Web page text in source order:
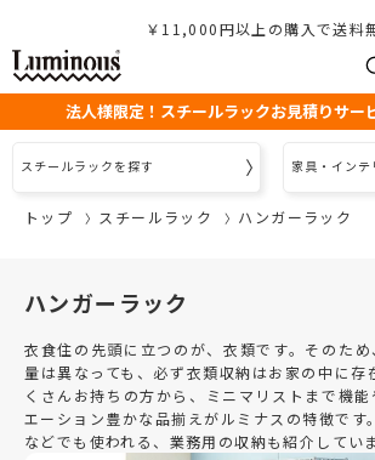
￥11,000円以上の購入で送料
法人様限定！スチールラックお見積りサー
スチールラックを探す 家具・イン
トップ スチールラック ハンガーラック
ハンガーラック
衣食住の先頭に立つのが、衣類です。そのた
量は異なっても、必ず衣類収納はお家の中に存
くさんお持ちの方から、ミニマリストまで機
エーション豊かな品揃えがルミナスの特徴です
などでも使われる、業務用の収納も紹介していま